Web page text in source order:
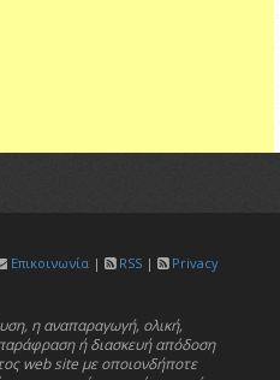
Επικοινωνία | RSS |
Privacy
η αναπαραγωγή, ολική,
ή διασκευή απόδοση
web site με οποιονδήποτε